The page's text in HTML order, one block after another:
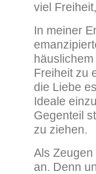
viel
In meiner
Freiheit zu
die Liebe
Ideale
Gegenteil
zu ziehen.
Als
an. Denn